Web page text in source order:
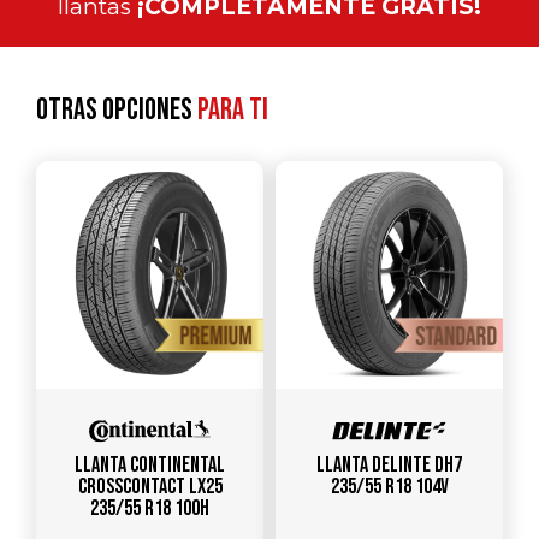
llantas ¡COMPLETAMENTE GRATIS!
Otras opcionespara ti
Llanta CONTINENTAL
CrossContact LX25
235/55 R18 100H
Llanta DELINTE DH7
235/55 R18 104V